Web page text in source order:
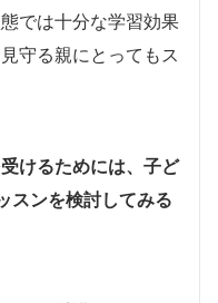
では十分な学習効果
守る親にとってもス
けるためには、子ど
スンを検討してみる